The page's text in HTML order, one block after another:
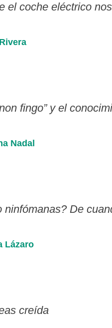
el coche eléctrico
fingo” y el
Nadal
ninfómanas? De
Lázaro
creída